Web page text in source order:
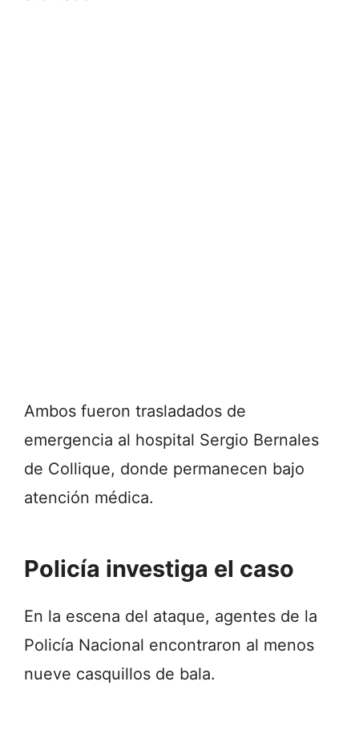
Ambos fueron trasladados de
emergencia al hospital Sergio Bernales
de Collique, donde permanecen bajo
atención médica.
Policía investiga el caso
En la escena del ataque, agentes de la
Policía Nacional encontraron al menos
nueve casquillos de bala.